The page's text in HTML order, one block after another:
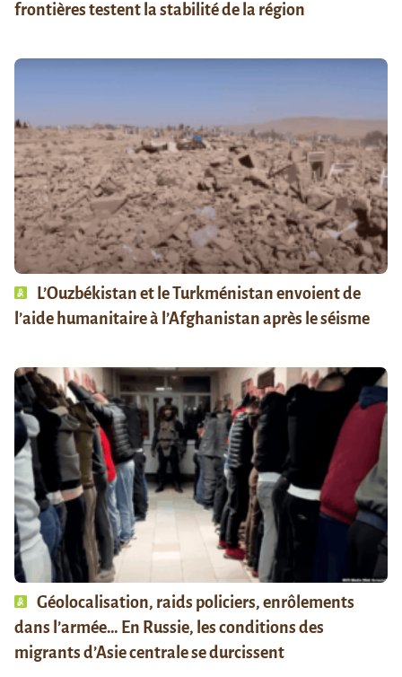
frontières testent la stabilité de la région
L’Ouzbékistan et le Turkménistan envoient de
l’aide humanitaire à l’Afghanistan après le séisme
Géolocalisation, raids policiers, enrôlements
dans l’armée… En Russie, les conditions des
migrants d’Asie centrale se durcissent